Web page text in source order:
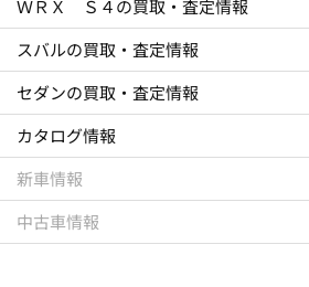
ＷＲＸ Ｓ４の買取・査定情報
スバルの買取・査定情報
セダンの買取・査定情報
カタログ情報
新車情報
中古車情報